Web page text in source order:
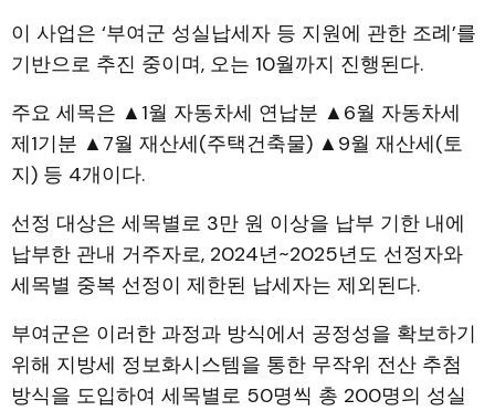
이 사업은 ‘부여군 성실납세자 등 지원에 관한 조례’를
기반으로 추진 중이며, 오는 10월까지 진행된다.
주요 세목은 ▲1월 자동차세 연납분 ▲6월 자동차세
제1기분 ▲7월 재산세(주택건축물) ▲9월 재산세(토
지) 등 4개이다.
선정 대상은 세목별로 3만 원 이상을 납부 기한 내에
납부한 관내 거주자로, 2024년~2025년도 선정자와
세목별 중복 선정이 제한된 납세자는 제외된다.
부여군은 이러한 과정과 방식에서 공정성을 확보하기
위해 지방세 정보화시스템을 통한 무작위 전산 추첨
방식을 도입하여 세목별로 50명씩 총 200명의 성실